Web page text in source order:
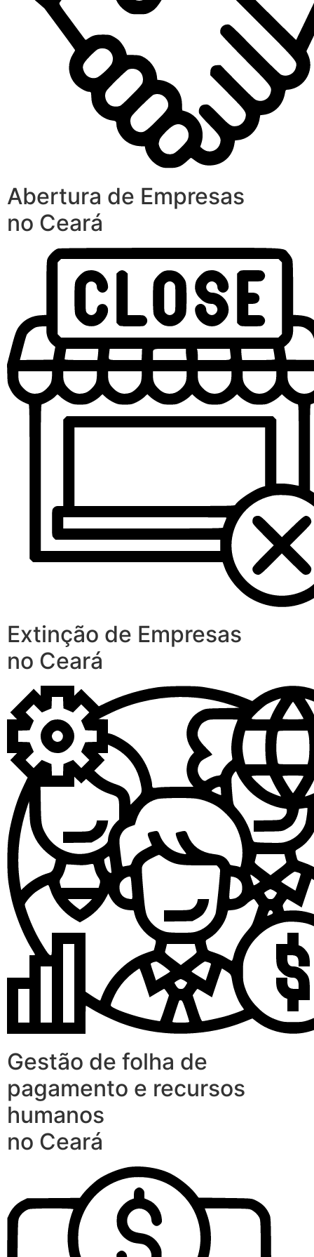
Abertura de Empresas
no Ceará
Extinção de Empresas
no Ceará
Gestão de folha de
pagamento e recursos
humanos
no Ceará